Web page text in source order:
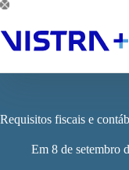
Pular
o
conteúdo
Requisitos fiscais e
Em 8 de setembro